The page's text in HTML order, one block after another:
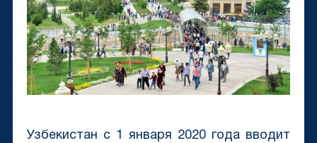
Узбекистан с 1 января 2020 года вводит